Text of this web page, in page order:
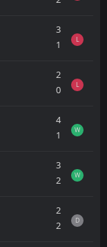
3
1
L
2
0
L
4
1
W
3
2
W
2
2
D